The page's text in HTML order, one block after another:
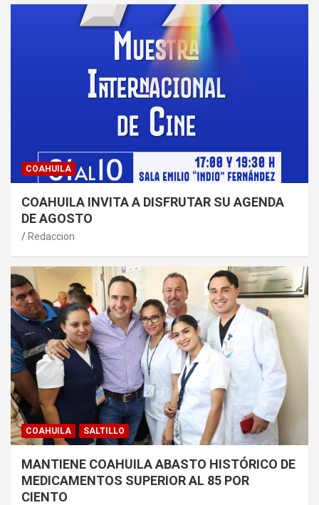
COAHUILA
COAHUILA INVITA A DISFRUTAR SU AGENDA
DE AGOSTO
Redaccion
COAHUILA SALTILLO
MANTIENE COAHUILA ABASTO HISTÓRICO DE
MEDICAMENTOS SUPERIOR AL 85 POR
CIENTO